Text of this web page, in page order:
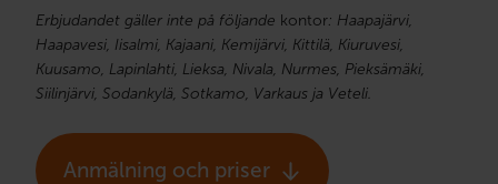
Erbjudandet gäller inte på följande kontor: Haapajärvi,
Haapavesi, Iisalmi, Kajaani, Kemijärvi, Kittilä, Kiuruvesi,
Kuusamo, Lapinlahti, Lieksa, Nivala, Nurmes, Pieksämäki,
Siilinjärvi, Sodankylä, Sotkamo, Varkaus ja Veteli.
Anmälning och priser